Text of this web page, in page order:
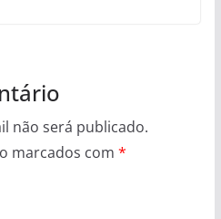
não será publicado.
marcados com *